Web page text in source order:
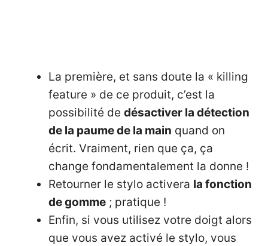
La première, et sans doute la « killing
feature » de ce produit, c’est la
possibilité de désactiver la détection
de la paume de la main quand on
écrit. Vraiment, rien que ça, ça
change fondamentalement la donne !
Retourner le stylo activera la fonction
de gomme ; pratique !
Enfin, si vous utilisez votre doigt alors
que vous avez activé le stylo, vous